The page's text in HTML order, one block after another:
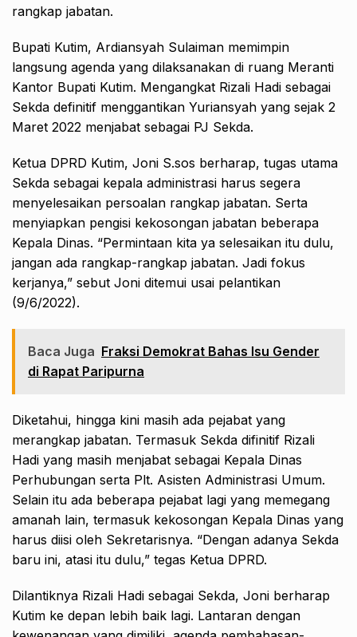
rangkap jabatan.
Bupati Kutim, Ardiansyah Sulaiman memimpin
langsung agenda yang dilaksanakan di ruang Meranti
Kantor Bupati Kutim. Mengangkat Rizali Hadi sebagai
Sekda definitif menggantikan Yuriansyah yang sejak 2
Maret 2022 menjabat sebagai PJ Sekda.
Ketua DPRD Kutim, Joni S.sos berharap, tugas utama
Sekda sebagai kepala administrasi harus segera
menyelesaikan persoalan rangkap jabatan. Serta
menyiapkan pengisi kekosongan jabatan beberapa
Kepala Dinas. “Permintaan kita ya selesaikan itu dulu,
jangan ada rangkap-rangkap jabatan. Jadi fokus
kerjanya,” sebut Joni ditemui usai pelantikan
(9/6/2022).
Baca Juga Fraksi Demokrat Bahas Isu Gender
di Rapat Paripurna
Diketahui, hingga kini masih ada pejabat yang
merangkap jabatan. Termasuk Sekda difinitif Rizali
Hadi yang masih menjabat sebagai Kepala Dinas
Perhubungan serta Plt. Asisten Administrasi Umum.
Selain itu ada beberapa pejabat lagi yang memegang
amanah lain, termasuk kekosongan Kepala Dinas yang
harus diisi oleh Sekretarisnya. “Dengan adanya Sekda
baru ini, atasi itu dulu,” tegas Ketua DPRD.
Dilantiknya Rizali Hadi sebagai Sekda, Joni berharap
Kutim ke depan lebih baik lagi. Lantaran dengan